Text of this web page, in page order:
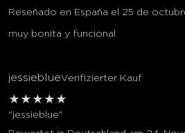
Reseñado en España el 25 de
muy bonita y funcional
jessieblueVerifizierter Kauf
★ ★ ★ ★ ★
"jessieblue"